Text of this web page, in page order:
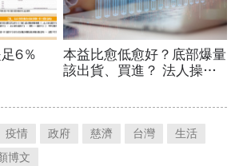
疫情 政府 慈濟 台灣
生活
博文